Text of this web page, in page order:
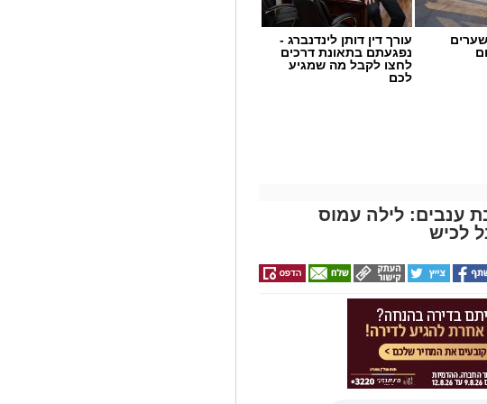
בגין גניבה או כניסה לשטחים
מהחשודים מגיעים משטחי יהודה
הקהילתי לתושבים לגלות ערנות,
המידע לגורמי הביטחון, במטרה
שם טנדר אסף אופניים מתוך היישוב.
החשוד והאופניים הוחזרו לבעליהם.
עורך דין דותן לינדנברג -
נפגעתם בתאונת דרכים
לחצו לקבל מה שמגיע
לכם
ענבים: לילה עמוס
לכיש